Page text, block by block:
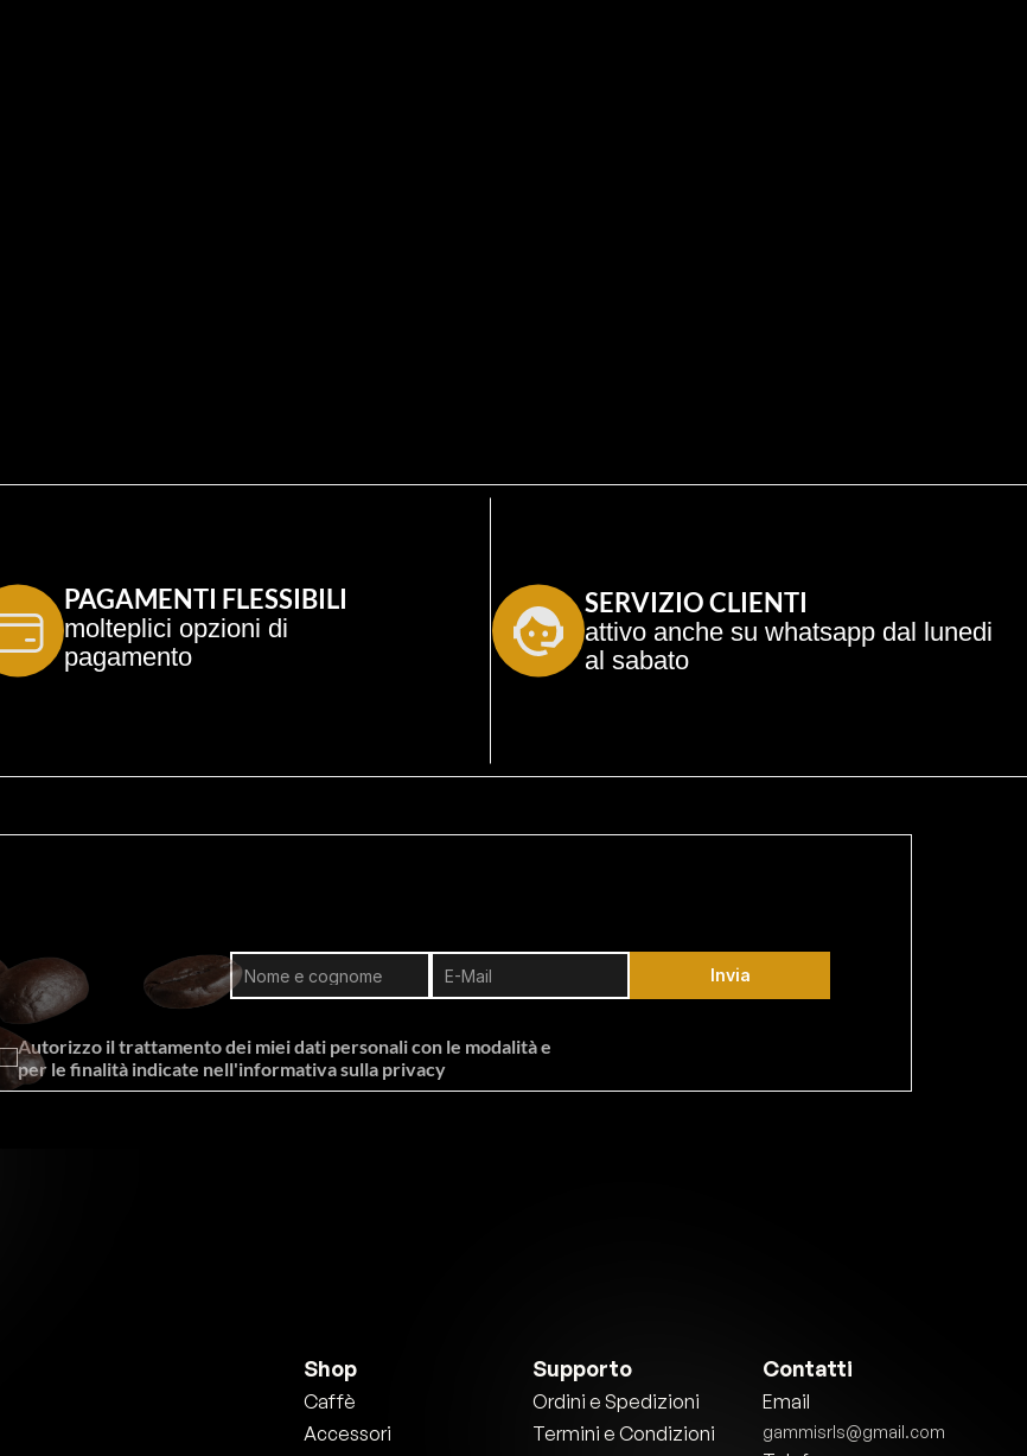
PAGAMENTI FLESSIBILI
molteplici opzioni di
pagamento
SERVIZIO CLIENTI
attivo anche su whatsapp dal lunedi
al sabato
Invia
Autorizzo il trattamento dei miei dati personali con le modalità e
per le finalità indicate nell'informativa sulla privacy
Shop
Caffè
Accessori
Supporto
Ordini e Spedizioni
Termini e Condizioni
Contatti
Email
gammisrls@gmail.com